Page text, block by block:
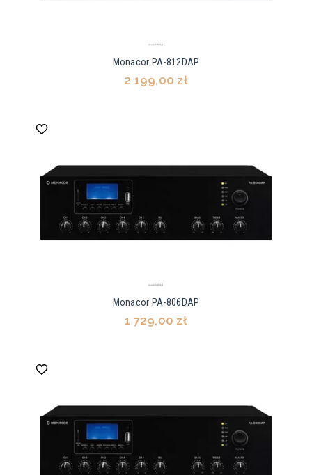
Monacor PA-812DAP
2 199,00 zł
Monacor PA-806DAP
1 729,00 zł